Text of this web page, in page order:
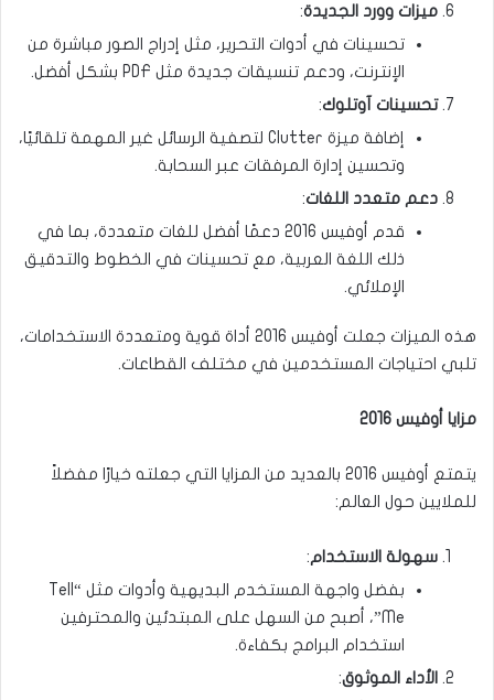
ميزات وورد الجديدة:
تحسينات في أدوات التحرير، مثل إدراج الصور مباشرة من
الإنترنت، ودعم تنسيقات جديدة مثل PDF بشكل أفضل.
تحسينات آوتلوك:
إضافة ميزة Clutter لتصفية الرسائل غير المهمة تلقائيًا،
وتحسين إدارة المرفقات عبر السحابة.
دعم متعدد اللغات:
قدم أوفيس 2016 دعمًا أفضل للغات متعددة، بما في
ذلك اللغة العربية، مع تحسينات في الخطوط والتدقيق
الإملائي.
هذه الميزات جعلت أوفيس 2016 أداة قوية ومتعددة الاستخدامات،
تلبي احتياجات المستخدمين في مختلف القطاعات.
مزايا أوفيس 2016
يتمتع أوفيس 2016 بالعديد من المزايا التي جعلته خيارًا مفضلاً
للملايين حول العالم:
سهولة الاستخدام:
بفضل واجهة المستخدم البديهية وأدوات مثل “Tell
Me”، أصبح من السهل على المبتدئين والمحترفين
استخدام البرامج بكفاءة.
الأداء الموثوق: